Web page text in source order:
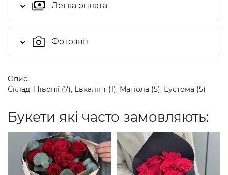
Легка оплата
Фотозвіт
Опис:
Склад: Півонії (7), Евкаліпт (1), Матіола (5), Еустома (5)
Букети які часто замовляють: